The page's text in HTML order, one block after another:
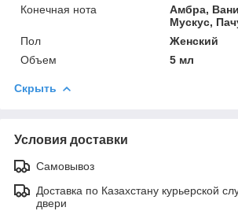
Конечная нота
Амбра,
Мускус,
Пол
Женский
Объем
5 мл
Скрыть
Условия доставки
Самовывоз
Доставка по Казахстану курьерской
двери